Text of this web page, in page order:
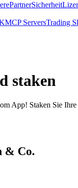
PartnerSicherheit
MCP ServersTrading
staken
App! Staken Sie
& Co.